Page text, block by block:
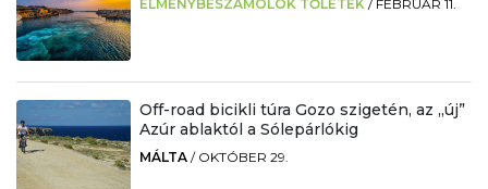
ÉLMÉNYBESZÁMOLÓK TŐLETEK / FEBRUÁR 11.
Off-road bicikli túra Gozo szigetén, az „új”
Azúr ablaktól a Sólepárlókig
MÁLTA / OKTÓBER 29.